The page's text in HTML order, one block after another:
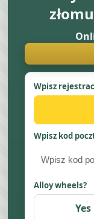
Wpisz
Wpisz kod
Alloy wheels?
Yes